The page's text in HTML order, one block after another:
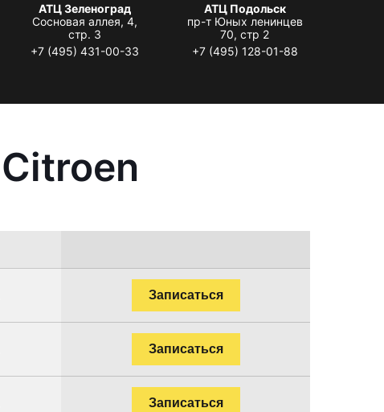
АТЦ Зеленоград
Сосновая аллея, 4,
стр. 3
+7 (495) 431-00-33
АТЦ Подольск
пр-т Юных ленинцев
70, стр 2
+7 (495) 128-01-88
Записаться
Записаться
Записаться